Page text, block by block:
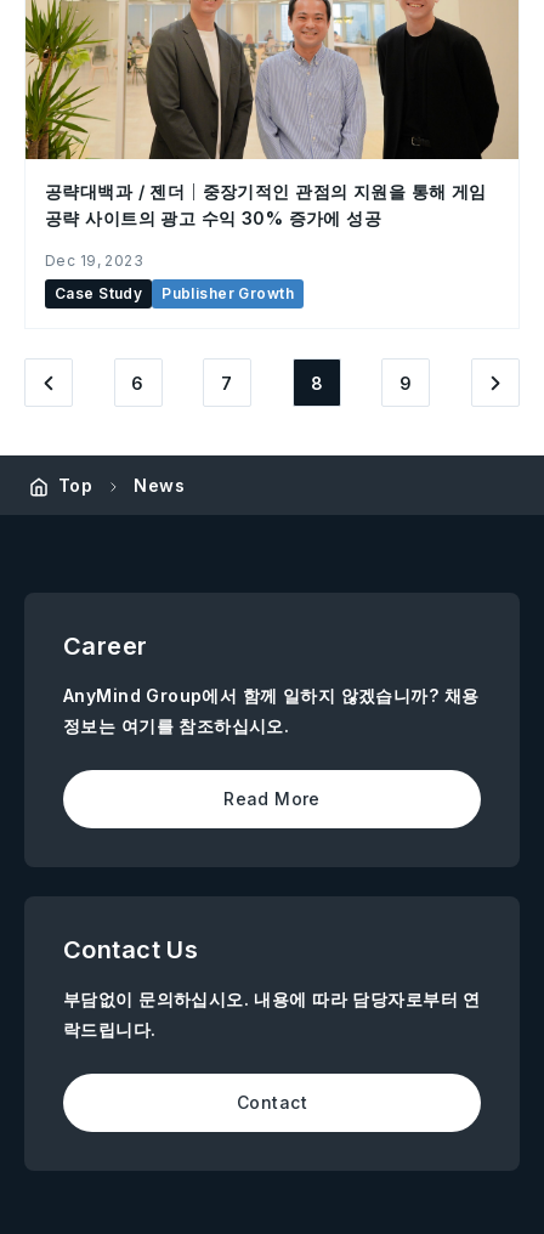
공략대백과 / 젠더｜중장기적인 관점의 지원을 통해 게임
공략 사이트의 광고 수익 30% 증가에 성공
Dec 19, 2023
Case Study
Publisher Growth
6 7 8 9
Top News
Career
AnyMind Group에서 함께 일하지 않겠습니까? 채용
정보는 여기를 참조하십시오.
Read More
Contact Us
부담없이 문의하십시오. 내용에 따라 담당자로부터 연
락드립니다.
Contact